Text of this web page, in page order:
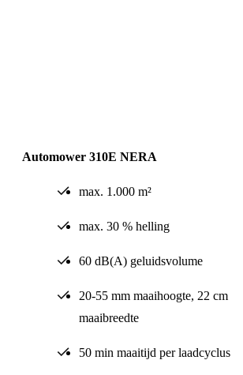
Automower 310E NERA
max. 1.000 m²
max. 30 % helling
60 dB(A) geluidsvolume
20-55 mm maaihoogte, 22 cm
maaibreedte
50 min maaitijd per laadcyclus